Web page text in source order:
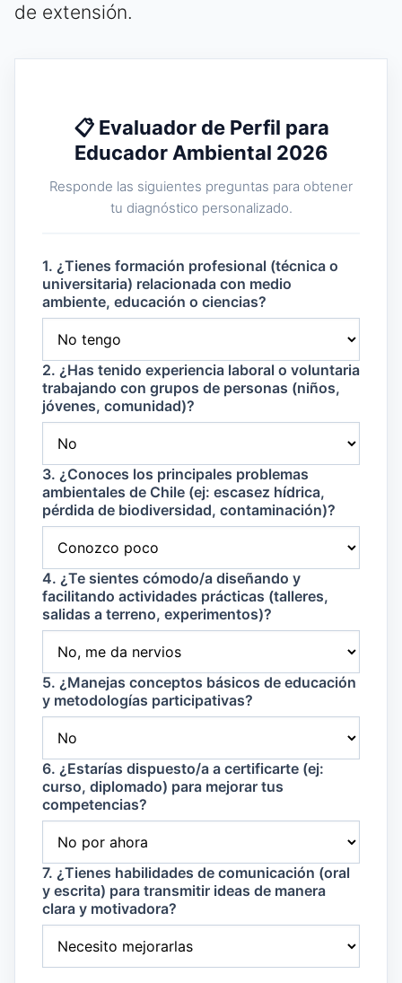
de extensión.
📋 Evaluador de Perfil para
Educador Ambiental 2026
Responde las siguientes preguntas para obtener
tu diagnóstico personalizado.
1. ¿Tienes formación profesional (técnica o
universitaria) relacionada con medio
ambiente, educación o ciencias?
2. ¿Has tenido experiencia laboral o voluntaria
trabajando con grupos de personas (niños,
jóvenes, comunidad)?
3. ¿Conoces los principales problemas
ambientales de Chile (ej: escasez hídrica,
pérdida de biodiversidad, contaminación)?
4. ¿Te sientes cómodo/a diseñando y
facilitando actividades prácticas (talleres,
salidas a terreno, experimentos)?
5. ¿Manejas conceptos básicos de educación
y metodologías participativas?
6. ¿Estarías dispuesto/a a certificarte (ej:
curso, diplomado) para mejorar tus
competencias?
7. ¿Tienes habilidades de comunicación (oral
y escrita) para transmitir ideas de manera
clara y motivadora?